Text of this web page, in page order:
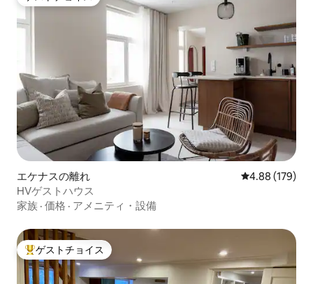
エケナスの離れ レビュー179
4.88 (179)
HVゲストハウス
家族 · 価格 · アメニティ・設備
大好評のゲストチョイスです。
ゲストチョイス